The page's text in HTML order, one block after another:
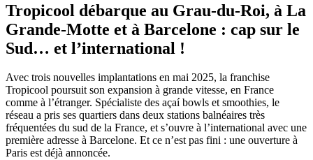
Tropicool débarque au Grau-du-Roi, à La
Grande-Motte et à Barcelone : cap sur le
Sud… et l’international !
Avec trois nouvelles implantations en mai 2025, la franchise
Tropicool poursuit son expansion à grande vitesse, en France
comme à l’étranger. Spécialiste des açaí bowls et smoothies, le
réseau a pris ses quartiers dans deux stations balnéaires très
fréquentées du sud de la France, et s’ouvre à l’international avec une
première adresse à Barcelone. Et ce n’est pas fini : une ouverture à
Paris est déjà annoncée.